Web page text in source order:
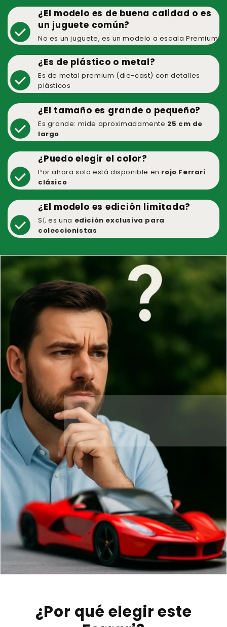
check_circle
¿El modelo es de buena calidad o es
un juguete común?
No es un juguete, es un modelo a escala Premium
check_circle
¿Es de plástico o metal?
Es de metal premium (die-cast) con detalles
plásticos
check_circle
¿El tamaño es grande o pequeño?
Es grande: mide aproximadamente 25 cm de
largo
check_circle
¿Puedo elegir el color?
Por ahora solo está disponible en rojo Ferrari
clásico
check_circle
¿El modelo es edición limitada?
Sí, es una edición exclusiva para
coleccionistas
¿Por qué elegir este